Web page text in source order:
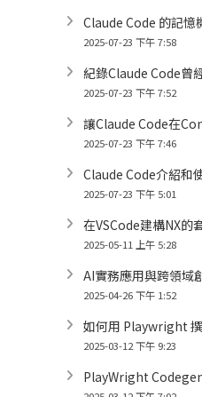
Claude Code 的記憶
2025-07-23 下午 7:58
紀錄Claude Code曾
2025-07-23 下午 7:52
讓Claude Code在
2025-07-23 下午 7:46
Claude Code介紹和
2025-07-23 下午 5:01
在VSCode建構NX的
2025-05-11 上午 5:28
AI實務應用與跨領域
2025-04-26 下午 1:52
如何用 Playwright
2025-03-12 下午 9:23
PlayWright